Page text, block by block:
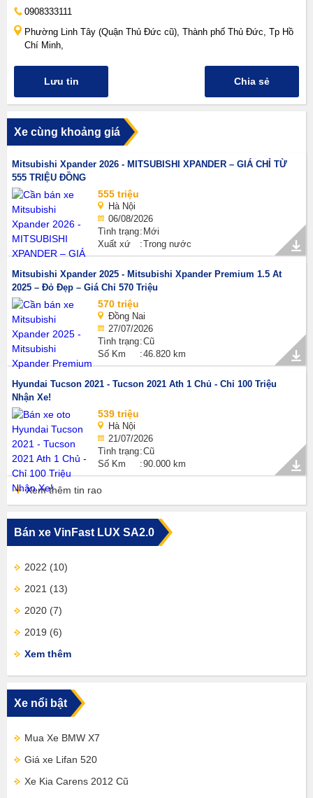
0908333111
Phường Linh Tây (Quận Thủ Đức cũ), Thành phố Thủ Đức, Tp Hồ
Chí Minh,
Lưu tin Chia sẻ
Xe cùng khoảng giá
Mitsubishi Xpander 2026 - MITSUBISHI XPANDER – GIÁ CHỈ TỪ
555 TRIỆU ĐỒNG
555 triệu
Hà Nội
06/08/2026
Tình trạng Mới
Xuất xứ
Trong nước
Mitsubishi Xpander 2025 - Mitsubishi Xpander Premium 1.5 At
2025 – Đỏ Đẹp – Giá Chỉ 570 Triệu
570 triệu
Đồng Nai
27/07/2026
Tình trạng Cũ
Số Km
46.820 km
Hyundai Tucson 2021 - Tucson 2021 Ath 1 Chủ - Chỉ 100 Triệu
Nhận Xe!
539 triệu
Hà Nội
21/07/2026
Tình trạng Cũ
Số Km
90.000 km
Xem thêm tin rao
Bán xe VinFast LUX SA2.0
2022 (10)
2021 (13)
2020 (7)
2019 (6)
Xem thêm
Xe nổi bật
Mua Xe BMW X7
Giá xe Lifan 520
Xe Kia Carens 2012 Cũ